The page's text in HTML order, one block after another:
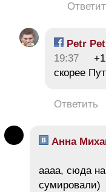
Petr
19:37
+1
скорее
Ответить
Анна
аааа, сюда
сумировали)